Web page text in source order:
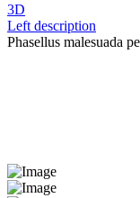
3D
Left description
Phasellus malesuada